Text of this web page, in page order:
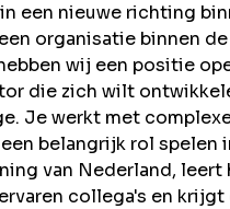
een nieuwe richting
organisatie binnen de
wij een positie
die zich wilt
Je werkt met
belangrijk rol spelen
van Nederland, leert
collega's en krijgt